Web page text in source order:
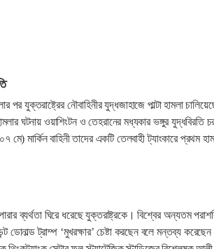
পর যুক্তরাষ্ট্রের নৌবাহিনীর যুদ্ধজাহাজে পাল্টা হামলা
ঘটনায় ওয়াশিংটন ও তেহরানের মধ্যকার ভঙ্গুর যুদ্ধবিরতি
মার্কিন বাহিনী তাদের একটি তেলবাহী ট্যাংকারে প্রথম
ব্যর্থতা ঘিরে ধরেছে যুক্তরাষ্ট্রকে। বিশ্বের অন্যতম
ডোনাল্ড ট্রাম্প ‘মুখরক্ষার’ চেষ্টা করছেন বলে মন্তব্য